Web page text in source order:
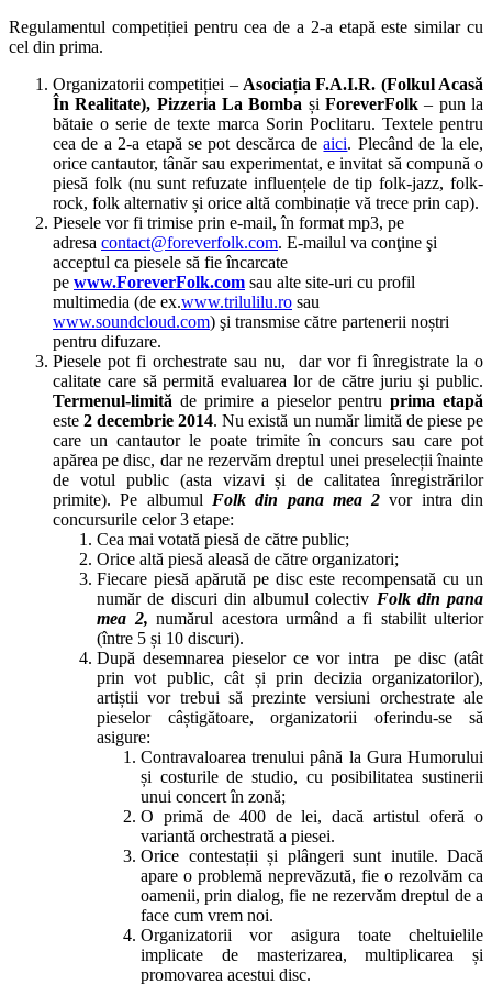
Regulamentul competiției pentru cea de a 2-a etapă este similar cu
cel din prima.
Organizatorii competiției – Asociația F.A.I.R. (Folkul Acasă
În Realitate), Pizzeria La Bomba șiForeverFolk – pun la
bătaie o serie de texte marca Sorin Poclitaru. Textele pentru
cea de a 2-a etapă se pot descărca deaici. Plecând de la ele,
orice cantautor, tânăr sau experimentat, e invitat să compună o
piesă folk (nu sunt refuzate influențele de tip folk-jazz, folk-
rock, folk alternativ și orice altă combinație vă trece prin cap).
Piesele vor fi trimise prin e-mail, în format mp3, pe
adresa contact@foreverfolk.com. E-mailul va conţine şi
acceptul ca piesele să fie încarcate
pe www.ForeverFolk.com sau alte site-uri cu profil
multimedia (de ex.www.trilulilu.ro sau
www.soundcloud.com) şi transmise către partenerii noștri
pentru difuzare.
Piesele pot fi orchestrate sau nu, dar vor fi înregistrate la o
calitate care să permită evaluarea lor de către juriu şi public.
Termenul-limită de primire a pieselor pentru prima etapă
este2 decembrie 2014. Nu există un număr limită de piese pe
care un cantautor le poate trimite în concurs sau care pot
apărea pe disc, dar ne rezervăm dreptul unei preselecții înainte
de votul public (asta vizavi și de calitatea înregistrărilor
primite). Pe albumul Folk din pana mea 2 vor intra din
concursurile celor 3 etape:
Cea mai votată piesă de către public;
Orice altă piesă aleasă de către organizatori;
Fiecare piesă apărută pe disc este recompensată cu un
număr de discuri din albumul colectiv Folk din pana
mea 2, numărul acestora urmând a fi stabilit ulterior
(între 5 și 10 discuri).
După desemnarea pieselor ce vor intra pe disc (atât
prin vot public, cât și prin decizia organizatorilor),
artiștii vor trebui să prezinte versiuni orchestrate ale
pieselor câștigătoare, organizatorii oferindu-se să
asigure:
Contravaloarea trenului până la Gura Humorului
și costurile de studio, cu posibilitatea sustinerii
unui concert în zonă;
O primă de 400 de lei, dacă artistul oferă o
variantă orchestrată a piesei.
Orice contestații și plângeri sunt inutile. Dacă
apare o problemă neprevăzută, fie o rezolvăm ca
oamenii, prin dialog, fie ne rezervăm dreptul de a
face cum vrem noi.
Organizatorii vor asigura toate cheltuielile
implicate de masterizarea, multiplicarea și
promovarea acestui disc.